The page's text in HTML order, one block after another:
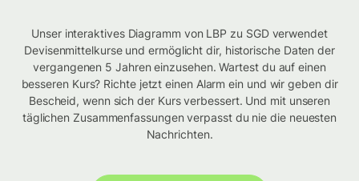
Unser interaktives Diagramm von LBP zu SGD verwendet
Devisenmittelkurse und ermöglicht dir, historische Daten der
vergangenen 5 Jahren einzusehen. Wartest du auf einen
besseren Kurs? Richte jetzt einen Alarm ein und wir geben dir
Bescheid, wenn sich der Kurs verbessert. Und mit unseren
täglichen Zusammenfassungen verpasst du nie die neuesten
Nachrichten.